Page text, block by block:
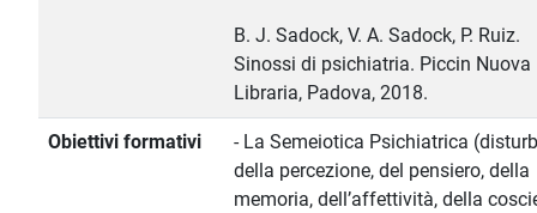
B. J. Sadock, V. A. Sadock, P. Ruiz.
Sinossi di psichiatria. Piccin Nuova
Libraria, Padova, 2018.
Obiettivi formativi
- La Semeiotica Psichiatrica
della percezione, del pensiero, della
memoria, dell’affettività, della